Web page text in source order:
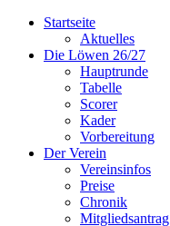
Startseite
Aktuelles
Die Löwen 26/27
Hauptrunde
Tabelle
Scorer
Kader
Vorbereitung
Der Verein
Vereinsinfos
Preise
Chronik
Mitgliedsantrag